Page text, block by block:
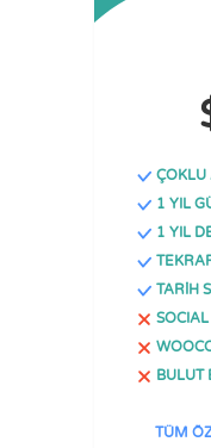
ÇOKLU
1 YIL
1 YIL
TARİH
BULUT
TÜM